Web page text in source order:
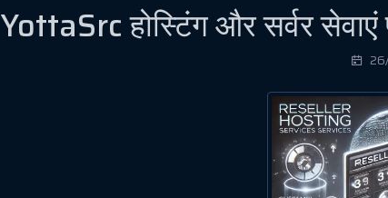
YottaSrc होस्टिंग और सर्वर